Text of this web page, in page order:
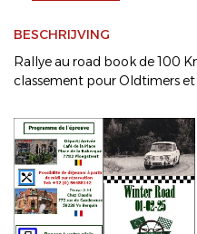
BESCHRIJVING
Rallye au road book de 100
classement pour Oldtimers